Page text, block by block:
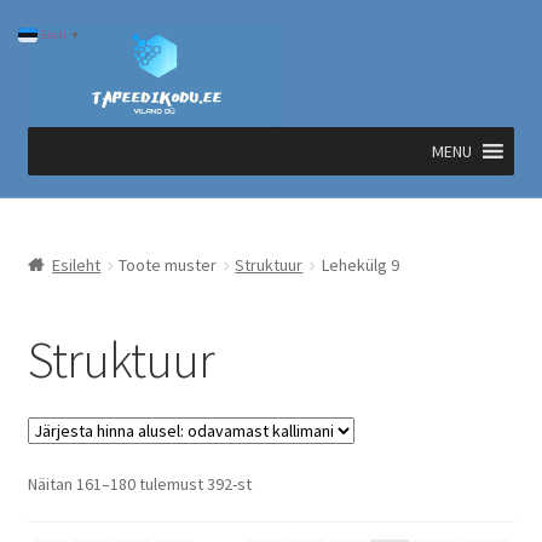
Liigu
navigeerimisele
Liigu
MENU
Esileht Toote muster Struktuur Lehekülg 9
Struktuur
Näitan 161–180 tulemust 392-stSorted
Eesti ▼